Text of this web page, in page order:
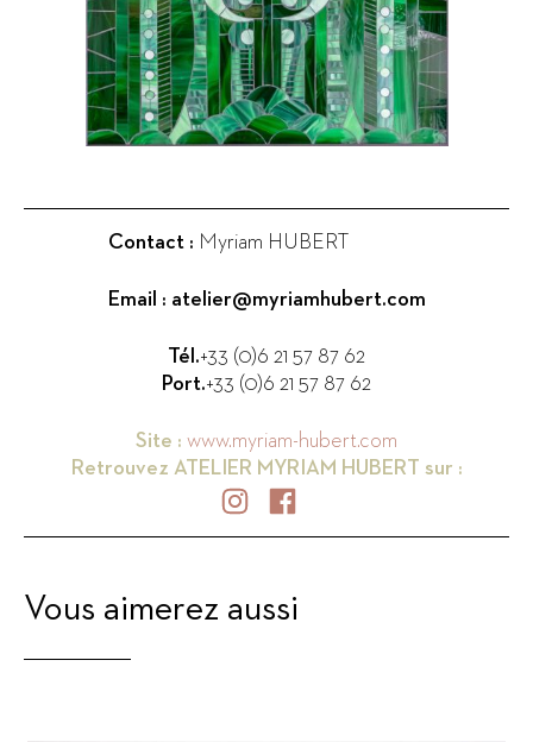
Contact : Myriam HUBERT
Email : atelier@myriamhubert.com
Tél.+33 (0)6 21 57 87 62
Port.+33 (0)6 21 57 87 62
Site : www.myriam-hubert.com
Retrouvez ATELIER MYRIAM HUBERT sur :
Vous aimerez aussi